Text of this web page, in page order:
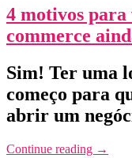
4 motivos
commerce
Sim! Ter uma
começo para
abrir um
Continue reading →